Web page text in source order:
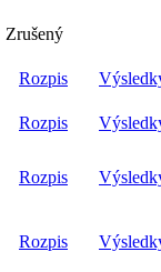
Zrušený
Rozpis
Rozpis
Rozpis
Rozpis